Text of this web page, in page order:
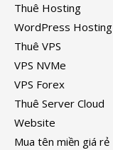
Thuê Hosting
WordPress Hosting
Thuê VPS
VPS NVMe
VPS Forex
Thuê Server Cloud
Website
Mua tên miền giá rẻ